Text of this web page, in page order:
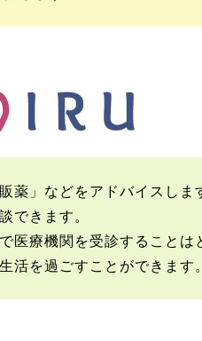
薬」などをアドバイスしま
できます。
医療機関を受診することは
を過ごすことができます。